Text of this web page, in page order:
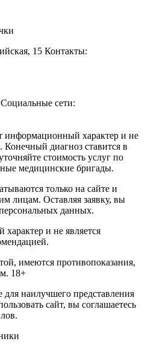
15 Контакты:
Социальные сети:
информационный характер и не
Конечный диагноз ставится в
стоимость услуг по
медицинские бригады.
только на сайте и
лицам. Оставляя заявку, вы
данных.
и не является
имеются противопоказания,
18+
наилучшего представления
сайт, вы соглашаетесь